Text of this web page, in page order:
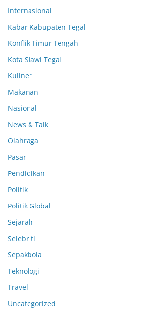
Internasional
Kabar Kabupaten Tegal
Konflik Timur Tengah
Kota Slawi Tegal
Kuliner
Makanan
Nasional
News & Talk
Olahraga
Pasar
Pendidikan
Politik
Politik Global
Sejarah
Selebriti
Sepakbola
Teknologi
Travel
Uncategorized